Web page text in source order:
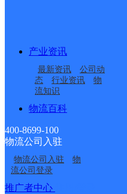
产业资讯
最新资讯
公司动
态
行业资讯
物
流知识
物流百科
400-8699-100
物流公司入驻
物流公司入驻
物
流公司登录
推广者中心
山东荣成市石岛公
凰分部
威海荣成
荣成市俚岛镇合作
ID14463
威海荣成市凭海西
业部
荣成市成山镇合作
ID1450
滕家邮政支局
接口API